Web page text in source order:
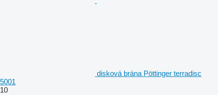
disková brána Pöttinger terradisc
5001
10